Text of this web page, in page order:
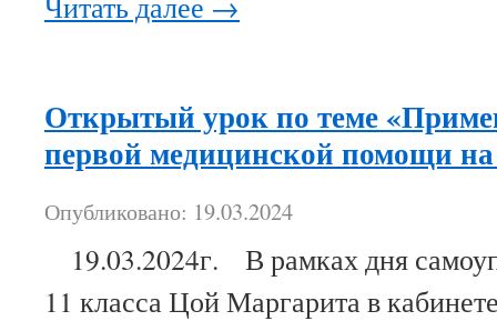
Открытый урок по теме
первой медицинской помощи
Опубликовано: 19.03.2024
19.03.2024г. В рамках дня
11 класса Цой Маргарита в